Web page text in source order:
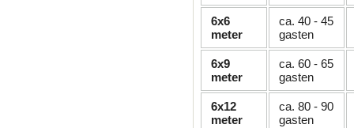
6x6
meter
ca. 40 - 45
gasten
6x9
meter
ca. 60 - 65
gasten
6x12
meter
ca. 80 - 90
gasten